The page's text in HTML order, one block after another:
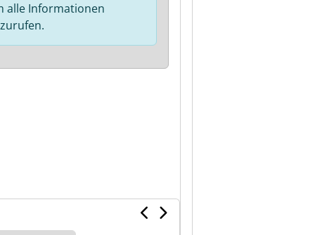
alle Informationen